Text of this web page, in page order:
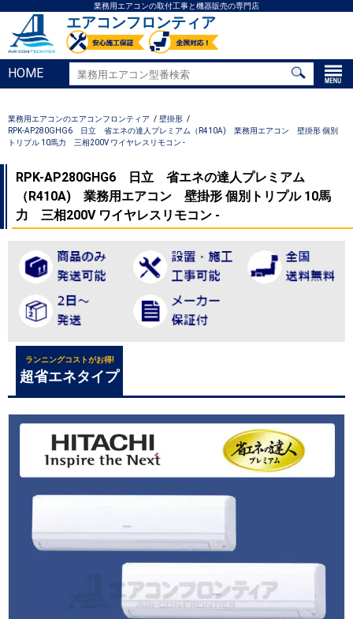
業務用エアコンの取付工事と機器販売の専門店
エアコンフロンティア
HOME
業務用エアコンのエアコンフロンティア
壁掛形
RPK-AP280GHG6 日立 省エネの達人プレミアム（R410A) 業務用エアコン 壁掛形 個別
トリプル 10馬力 三相200V ワイヤレスリモコン -
RPK-AP280GHG6 日立 省エネの達人プレミアム
（R410A) 業務用エアコン 壁掛形 個別トリプル 10馬
力 三相200V ワイヤレスリモコン -
ランニングコストがお得!
超省エネタイプ